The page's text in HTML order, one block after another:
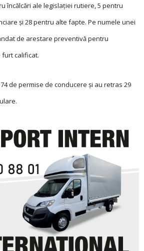
încălcări ale legislației rutiere, 5 pentru
și 28 pentru alte fapte. Pe numele unei
de arestare preventivă pentru
calificat.
de permise de conducere și au retras 29